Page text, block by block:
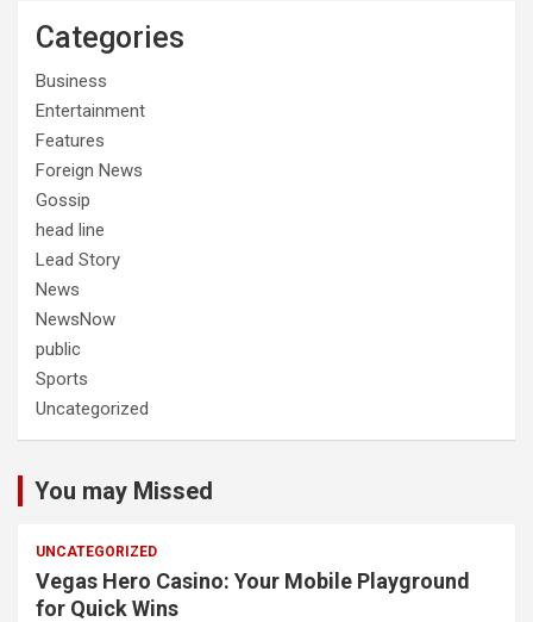
Categories
Business
Entertainment
Features
Foreign News
Gossip
head line
Lead Story
News
NewsNow
public
Sports
Uncategorized
You may Missed
UNCATEGORIZED
Vegas Hero Casino: Your Mobile Playground
for Quick Wins